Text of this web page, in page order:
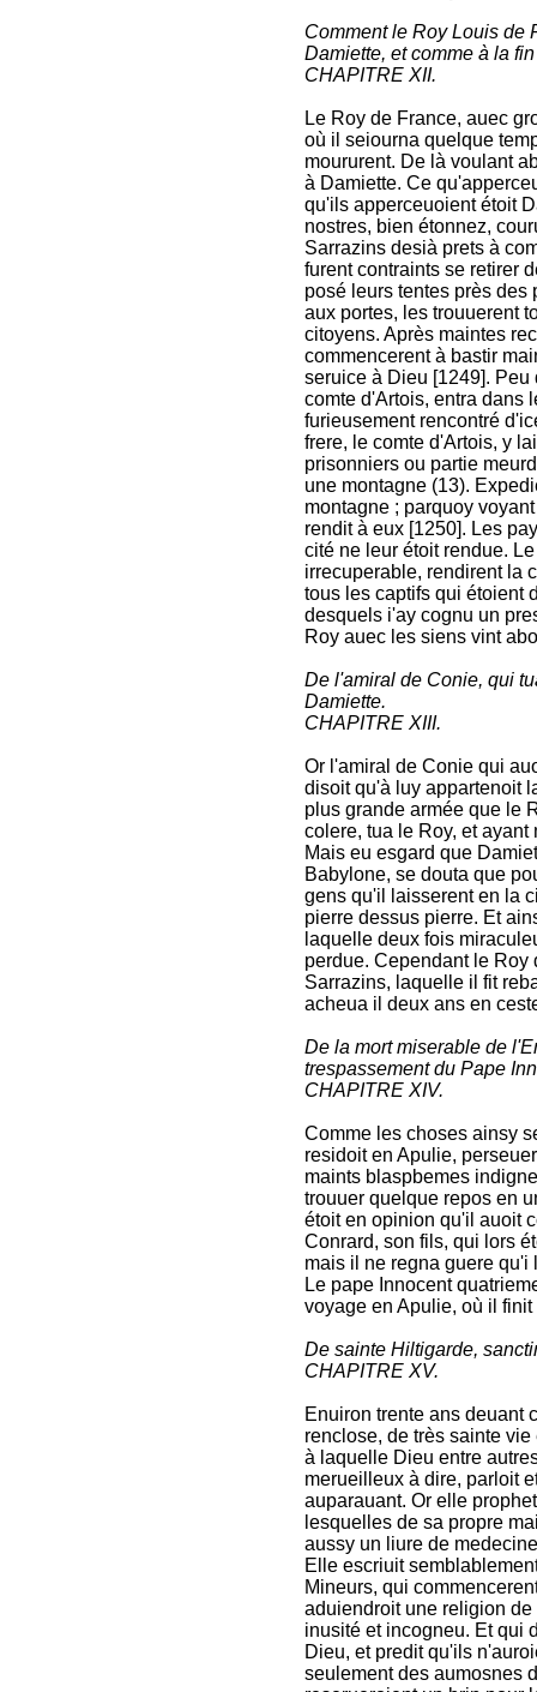
Comment le Roy Louis de
Damiette, et comme à la
CHAPITRE XII.
Le Roy de France, auec
où il seiourna quelque
moururent. De là voulant
à Damiette. Ce
qu'ils apperceuoient étoit
nostres, bien étonnez,
Sarrazins desià prets à
furent contraints se retirer
posé leurs tentes près des
aux portes, les trouuerent
citoyens. Après maintes
commencerent à bastir
seruice à Dieu [1249].
comte d'Artois, entra dans
furieusement rencontré
frere, le comte d'Artois, y
prisonniers ou partie
une montagne (13).
montagne ; parquoy
rendit à eux [1250]. Les
cité ne leur étoit rendue.
irrecuperable, rendirent la
tous les captifs qui étoient
desquels i'ay cognu un
Roy auec les siens vint
De l'amiral de Conie, qui
Damiette.
CHAPITRE XIII.
Or l'amiral de Conie qui
disoit qu'à luy appartenoit
plus grande armée que le
colere, tua le Roy, et
Mais eu esgard que
Babylone, se douta que
gens qu'il laisserent en la
pierre dessus pierre. Et
laquelle deux fois
perdue. Cependant le Roy
Sarrazins, laquelle il fit
acheua il deux ans en
De la mort miserable de
trespassement du Pape
CHAPITRE XIV.
Comme les choses ainsy
residoit en Apulie,
maints blaspbemes
trouuer quelque repos en
étoit en opinion qu'il auoit
Conrard, son fils, qui lors
mais il ne regna guere qu'i
Le pape Innocent
voyage en Apulie, où il
De sainte Hiltigarde,
CHAPITRE XV.
Enuiron trente ans deuant
renclose, de très sainte
à laquelle Dieu entre
merueilleux à dire, parloit
auparauant. Or elle
lesquelles de sa propre
aussy un liure de
Elle escriuit
Mineurs, qui
aduiendroit une religion
inusité et incogneu. Et qui
Dieu, et predit qu'ils
seulement des aumosnes